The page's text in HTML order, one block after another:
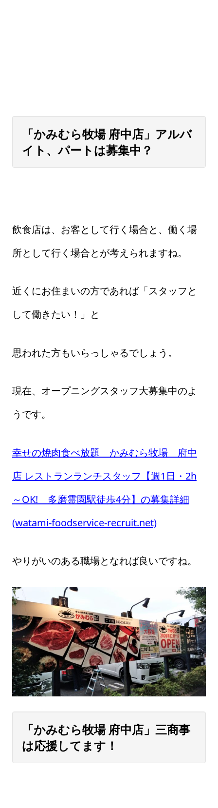
「かみむら牧場 府中店」アルバ
イト、パートは募集中？
飲食店は、お客として行く場合と、働く場
所として行く場合とが考えられますね。
近くにお住まいの方であれば「スタッフと
して働きたい！」と
思われた方もいらっしゃるでしょう。
現在、オープニングスタッフ大募集中のよ
うです。
幸せの焼肉食べ放題 かみむら牧場 府中
店 レストランランチスタッフ【週1日・2h
～OK! 多磨霊園駅徒歩4分】の募集詳細
(watami-foodservice-recruit.net)
やりがいのある職場となれば良いですね。
「かみむら牧場 府中店」三商事
は応援してます！